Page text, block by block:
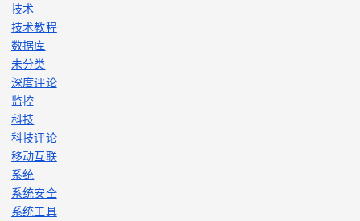
技术
技术教程
数据库
未分类
深度评论
监控
科技
科技评论
移动互联
系统
系统安全
系统工具